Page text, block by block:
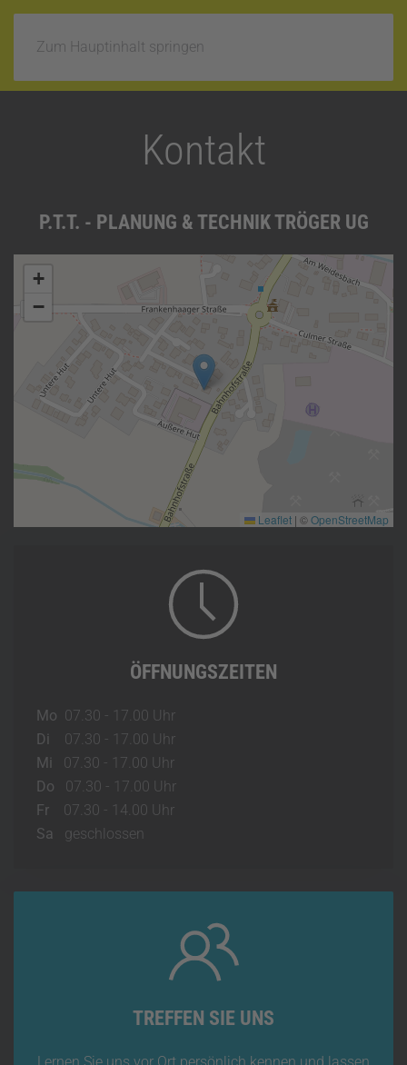
Zum Hauptinhalt springen
Kontakt
P.T.T. - PLANUNG & TECHNIK TRÖGER UG
+
−
Leaflet | ©OpenStreetMap
ÖFFNUNGSZEITEN
Mo 07.30 - 17.00 Uhr
Di
07.30 - 17.00 Uhr
Mi
07.30 - 17.00 Uhr
Do 07.30 - 17.00 Uhr
Fr 07.30 - 14.00 Uhr
Sa geschlossen
TREFFEN SIE UNS